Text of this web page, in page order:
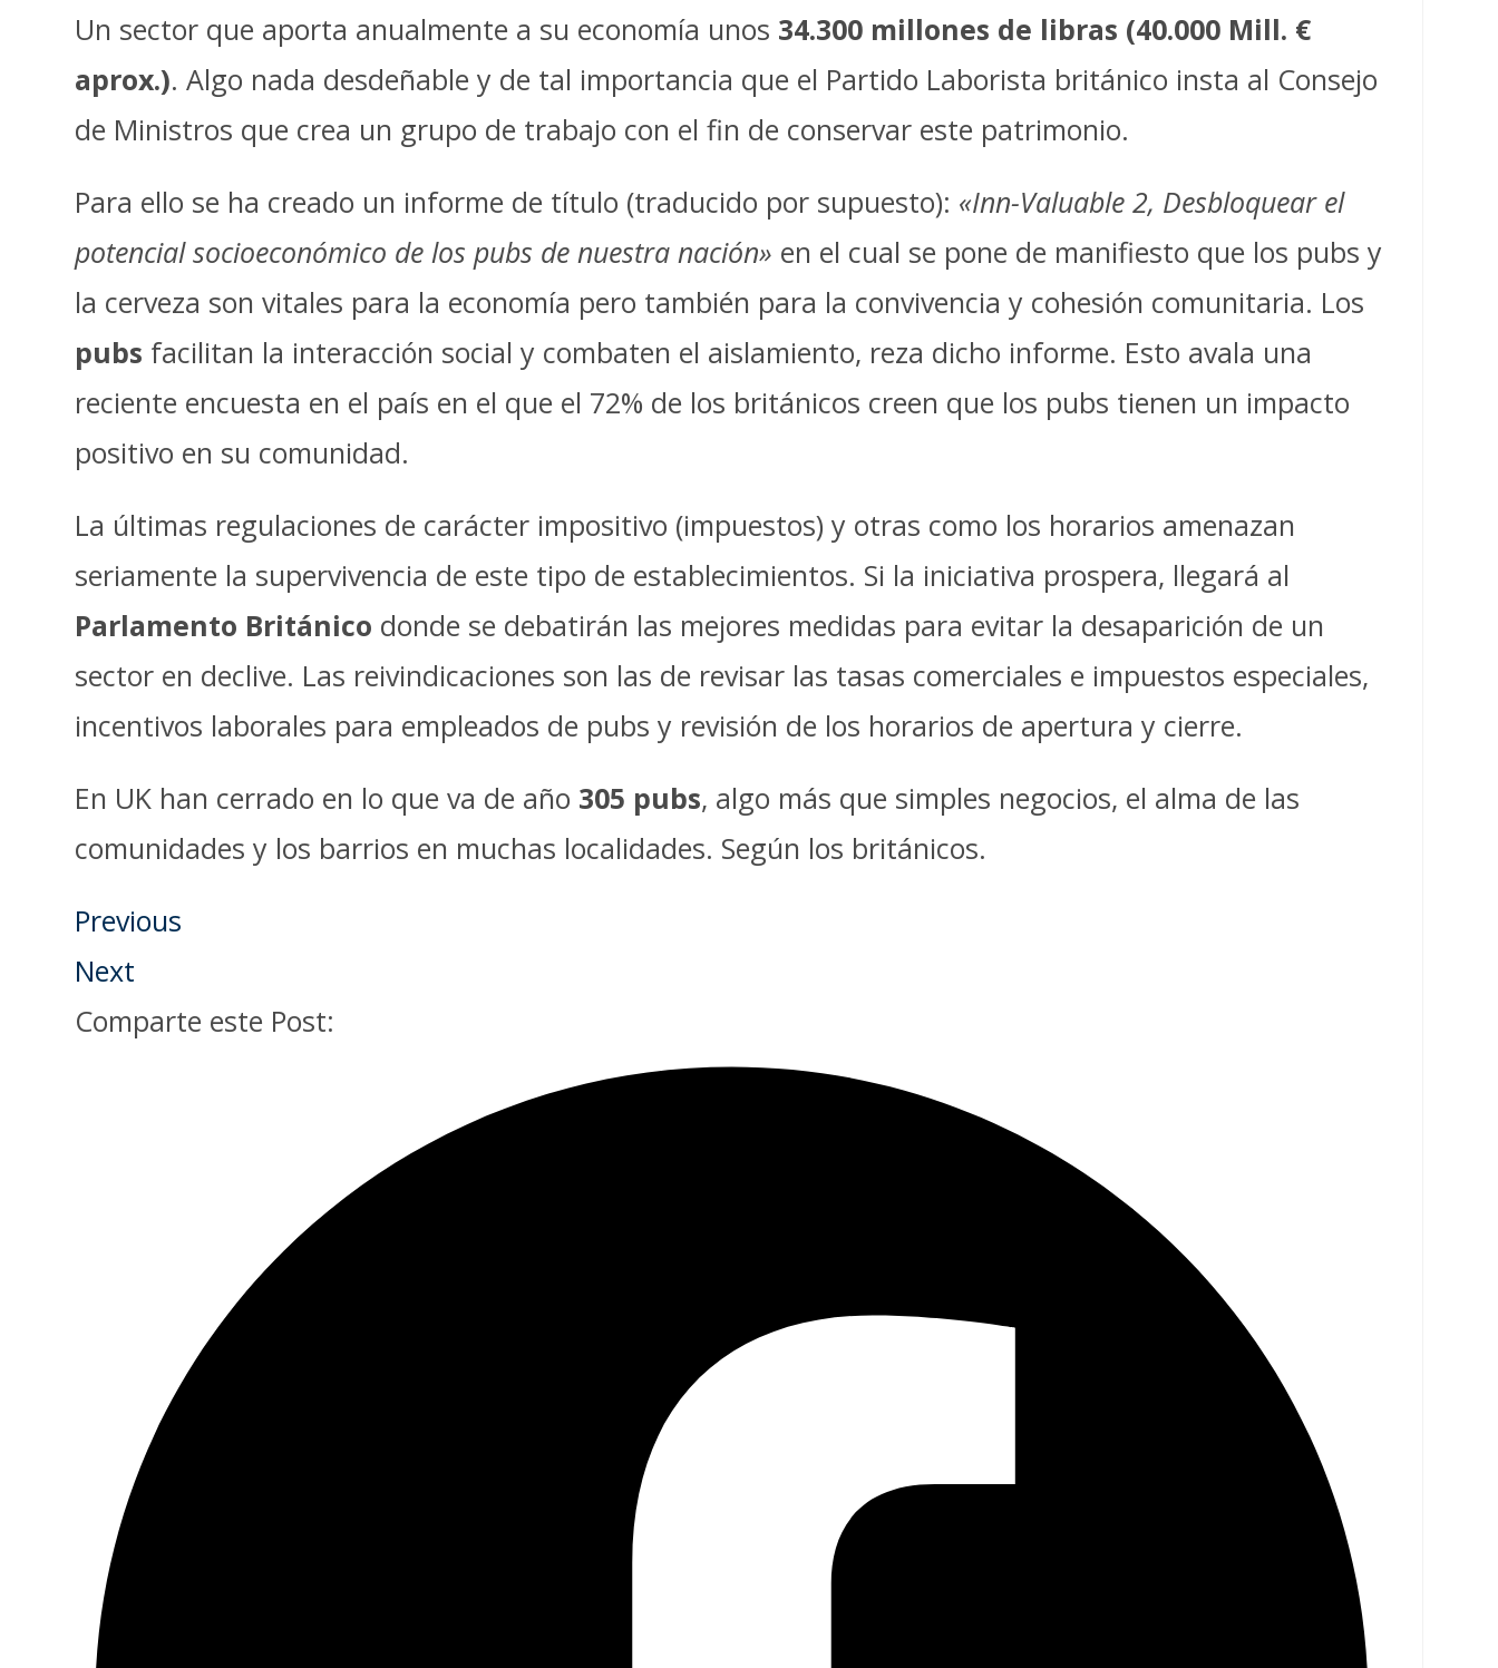
Un sector que aporta anualmente a su economía unos 34.300 millones de libras (40.000 Mill. €
aprox.). Algo nada desdeñable y de tal importancia que el Partido Laborista británico insta al Consejo
de Ministros que crea un grupo de trabajo con el fin de conservar este patrimonio.
Para ello se ha creado un informe de título (traducido por supuesto): «Inn-Valuable 2, Desbloquear el
potencial socioeconómico de los pubs de nuestra nación» en el cual se pone de manifiesto que los pubs y
la cerveza son vitales para la economía pero también para la convivencia y cohesión comunitaria. Los
pubs facilitan la interacción social y combaten el aislamiento, reza dicho informe. Esto avala una
reciente encuesta en el país en el que el 72% de los británicos creen que los pubs tienen un impacto
positivo en su comunidad.
La últimas regulaciones de carácter impositivo (impuestos) y otras como los horarios amenazan
seriamente la supervivencia de este tipo de establecimientos. Si la iniciativa prospera, llegará al
Parlamento Británico donde se debatirán las mejores medidas para evitar la desaparición de un
sector en declive. Las reivindicaciones son las de revisar las tasas comerciales e impuestos especiales,
incentivos laborales para empleados de pubs y revisión de los horarios de apertura y cierre.
En UK han cerrado en lo que va de año 305 pubs, algo más que simples negocios, el alma de las
comunidades y los barrios en muchas localidades. Según los británicos.
Previous
Next
Comparte este Post: